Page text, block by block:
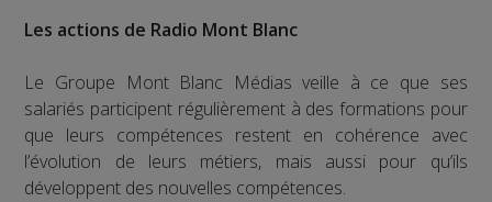
Les actions de Radio Mont Blanc
Le Groupe Mont Blanc Médias veille à ce que ses
salariés participent régulièrement à des formations pour
que leurs compétences restent en cohérence avec
l’évolution de leurs métiers, mais aussi pour qu’ils
développent des nouvelles compétences.